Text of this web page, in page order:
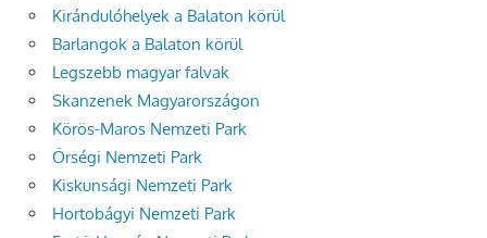
Kirándulóhelyek a Balaton körül
Barlangok a Balaton körül
Legszebb magyar falvak
Skanzenek Magyarországon
Körös-Maros Nemzeti Park
Őrségi Nemzeti Park
Kiskunsági Nemzeti Park
Hortobágyi Nemzeti Park